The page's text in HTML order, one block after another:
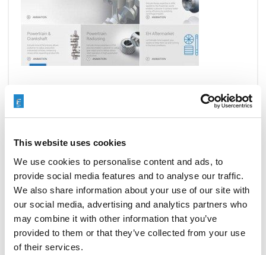
This website uses cookies
We use cookies to personalise content and ads, to
provide social media features and to analyse our traffic.
We also share information about your use of our site with
our social media, advertising and analytics partners who
may combine it with other information that you’ve
provided to them or that they’ve collected from your use
of their services.
METAV 2016 BRINGS CUTTING-
EDGE MANUFACTURING
TECHNOLOGY TO THE WORLD
FEBRUARY 24, 2016
COMPANY NEWS,EVENTS,PRESS RELEASE